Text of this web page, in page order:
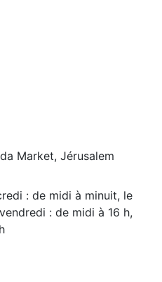
Market, Jérusalem
: de midi à minuit, le
: de midi à 16 h,